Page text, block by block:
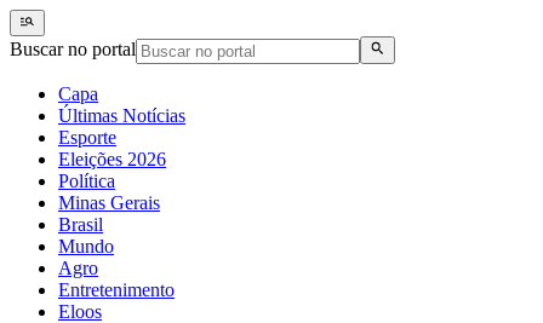
Buscar no portal
Capa
Últimas Notícias
Esporte
Eleições 2026
Política
Minas Gerais
Brasil
Mundo
Agro
Entretenimento
Eloos